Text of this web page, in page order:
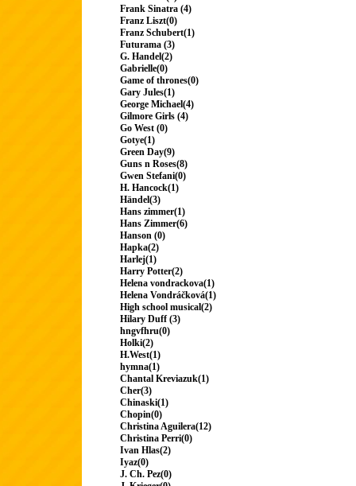
Frank Sinatra (4)
Franz Liszt(0)
Franz Schubert(1)
Futurama (3)
G. Handel(2)
Gabrielle(0)
Game of thrones(0)
Gary Jules(1)
George Michael(4)
Gilmore Girls (4)
Go West (0)
Gotye(1)
Green Day(9)
Guns n Roses(8)
Gwen Stefani(0)
H. Hancock(1)
Händel(3)
Hans zimmer(1)
Hans Zimmer(6)
Hanson (0)
Hapka(2)
Harlej(1)
Harry Potter(2)
Helena vondrackova(1)
Helena Vondráčková(1)
High school musical(2)
Hilary Duff (3)
hngvfhru(0)
Holki(2)
H.West(1)
hymna(1)
Chantal Kreviazuk(1)
Cher(3)
Chinaski(1)
Chopin(0)
Christina Aguilera(12)
Christina Perri(0)
Ivan Hlas(2)
Iyaz(0)
J. Ch. Pez(0)